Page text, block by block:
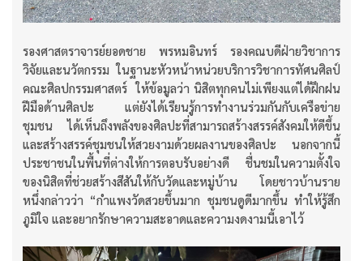
รองศาสตราจารย์ยอดชาย พรหมอินทร์ รองคณบดีฝ่ายวิชาการ
วิจัยและนวัตกรรม ในฐานะหัวหน้าหน่วยบริการวิชาการทัศนศิลป์
คณะศิลปกรรมศาสตร์ ให้ข้อมูลว่า นิสิตทุกคนไม่เพียงแต่ได้ฝึกฝน
ฝีมือด้านศิลปะ แต่ยังได้เรียนรู้การทำงานร่วมกันกับเครือข่าย
ชุมชน ได้เห็นถึงพลังของศิลปะที่สามารถสร้างสรรค์สังคมให้ดีขึ้น
และสร้างสรรค์ชุมชนให้สวยงามด้วยผลงานของศิลปะ นอกจากนี้
ประชาชนในพื้นที่ต่างให้การตอบรับอย่างดี ชื่นชมในความตั้งใจ
ของนิสิตที่ช่วยสร้างสีสันให้กับวัดและหมู่บ้าน โดยชาวบ้านราย
หนึ่งกล่าวว่า “กำแพงวัดสวยขึ้นมาก ชุมชนดูดีมากขึ้น ทำให้รู้สึก
ภูมิใจ และอยากรักษาความสะอาดและความงดงามนี้เอาไว้